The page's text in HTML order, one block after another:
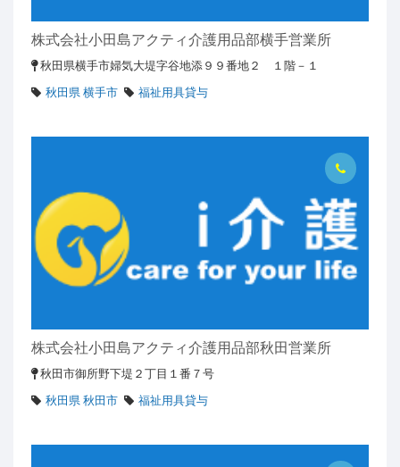
株式会社小田島アクティ介護用品部横手営業所
秋田県横手市婦気大堤字谷地添９９番地２ １階－１
秋田県 横手市
福祉用具貸与
株式会社小田島アクティ介護用品部秋田営業所
秋田市御所野下堤２丁目１番７号
秋田県 秋田市
福祉用具貸与